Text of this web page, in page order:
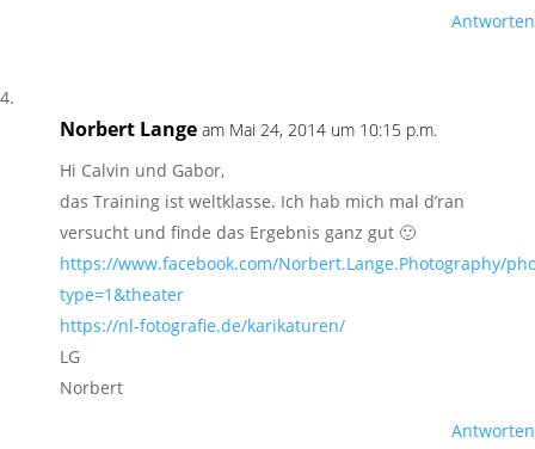
Antworten
Norbert Lange am Mai 24, 2014 um 10:15 p.m.
Hi Calvin und Gabor,
das Training ist weltklasse. Ich hab mich mal d’ran
versucht und finde das Ergebnis ganz gut 🙂
https://www.facebook.com/Norbert.Lange.Photography/
type=1&theater
https://nl-fotografie.de/karikaturen/
LG
Norbert
Antworten